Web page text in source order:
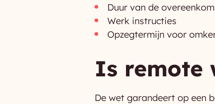
Duur van de
Werk instructies
Opzegtermijn voor
Is remote
De wet garandeert op een